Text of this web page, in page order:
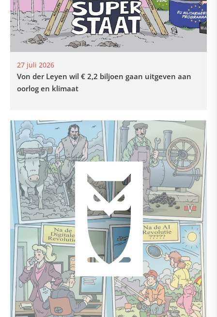
27 juli 2026
Von der Leyen wil € 2,2 biljoen gaan uitgeven aan
oorlog en klimaat